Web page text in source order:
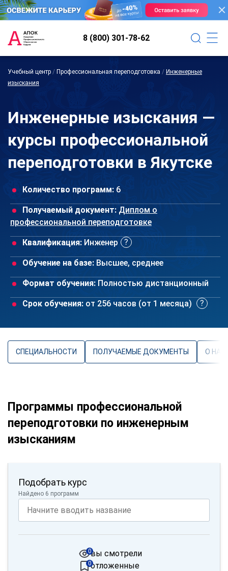
8 (800) 301-78-62
Учебный центр / Профессиональная переподготовка / Инженерные
изыскания
Инженерные изыскания —
курсы профессиональной
переподготовки в Якутске
Количество программ: 6
Получаемый документ: Диплом о
профессиональной переподготовке
Квалификация: Инженер
Обучение на базе: Высшее, среднее
Формат обучения: Полностью дистанционный
Срок обучения: от 256 часов (от 1 месяца)
СПЕЦИАЛЬНОСТИ ПОЛУЧАЕМЫЕ ДОКУМЕНТЫ О
Программы профессиональной
переподготовки по инженерным
изысканиям
Подобрать курс
Найдено 6 программ
вы смотрели
0
отложенные
0